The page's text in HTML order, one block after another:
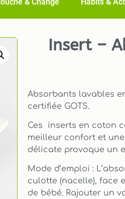
Insert –
Absorbants lavables
certifiée GOTS.
Ces inserts en coton
meilleur confort et
délicate provoque un
Mode d’emploi :
culotte (nacelle), face
de bébé. Rajouter un